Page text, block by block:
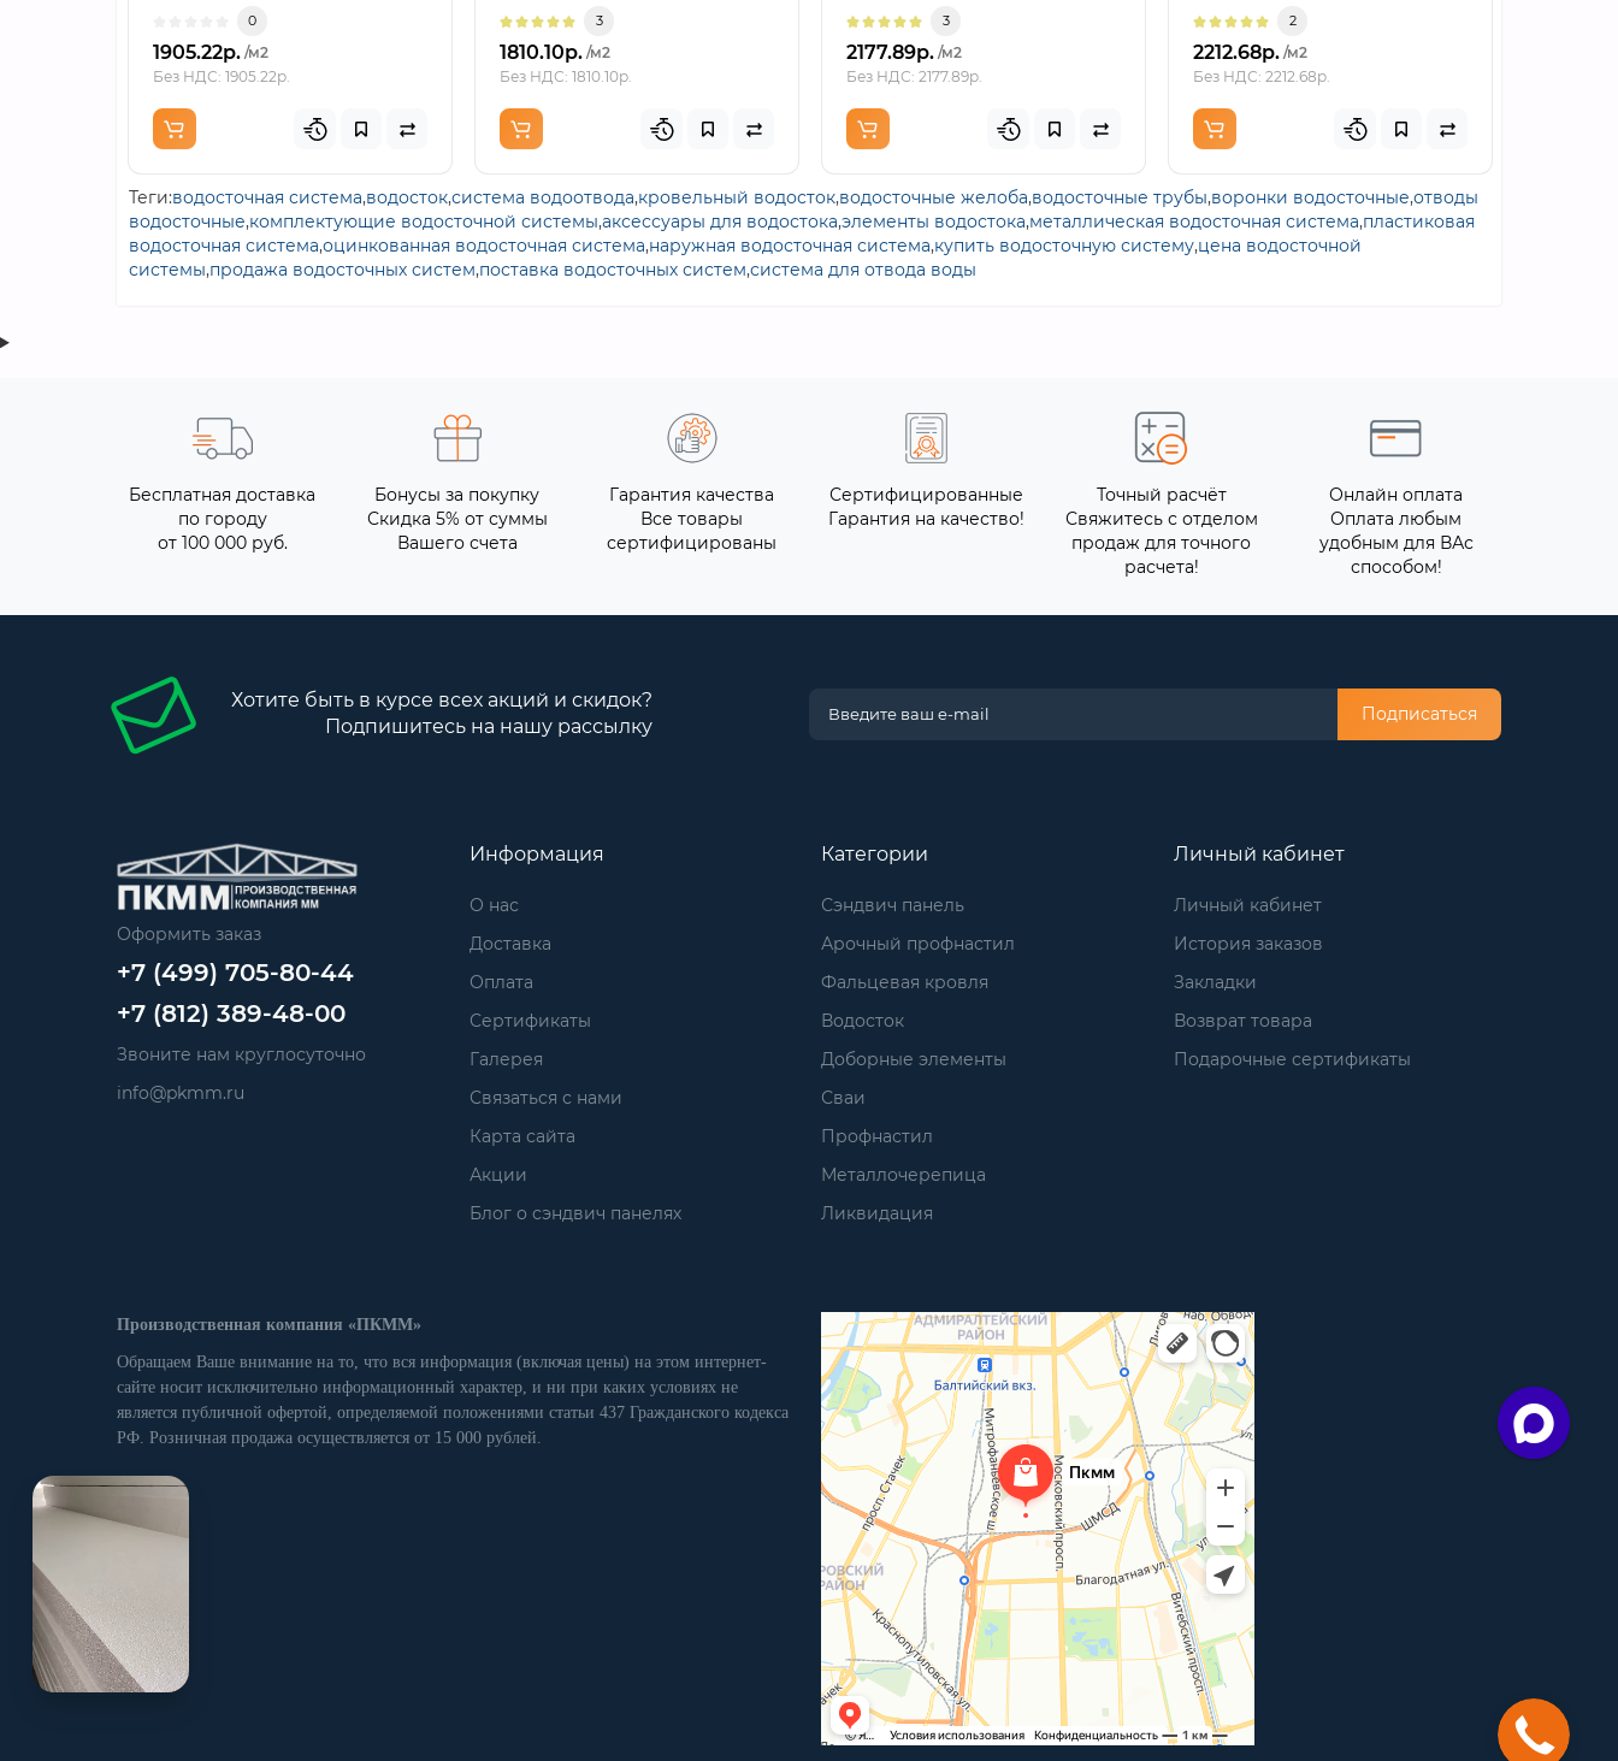
0
1905.22р. /м2
Без НДС: 1905.22р.
0...
3
1810.10р. /м2
Без НДС: 1810.10р.
3
2177.89р. /м2
Без НДС: 2177.89р.
2
2212.68р. /м2
Без НДС: 2212.68р.
Теги:водосточная система,водосток,система водоотвода,кровельный водосток,водосточные желоба,водосточные трубы,воронки водосточные,отводы
водосточные,комплектующие водосточной системы,аксессуары для водостока,элементы водостока,металлическая водосточная система,пластиковая
водосточная система,оцинкованная водосточная система,наружная водосточная система,купить водосточную систему,цена водосточной
системы,продажа водосточных систем,поставка водосточных систем,система для отвода воды
Бесплатная доставка
по городу
от 100 000 руб.
Бонусы за покупку
Скидка 5% от суммы
Вашего счета
Гарантия качества
Все товары
сертифицированы
Сертифицированные
Гарантия на качество!
Точный расчёт
Свяжитесь с отделом
продаж для точного
расчета!
Онлайн оплата
Оплата любым
удобным для ВАс
способом!
Хотите быть в курсе всех акций и скидок?
Подпишитесь на нашу рассылку
Подписаться
Оформить заказ
+7 (499) 705-80-44
+7 (812) 389-48-00
Звоните нам круглосуточно
info@pkmm.ru
Информация
О нас
Доставка
Оплата
Сертификаты
Галерея
Связаться с нами
Карта сайта
Акции
Блог о сэндвич панелях
Категории
Сэндвич панель
Арочный профнастил
Фальцевая кровля
Водосток
Доборные элементы
Сваи
Профнастил
Металлочерепица
Ликвидация
Личный кабинет
Личный кабинет
История заказов
Закладки
Возврат товара
Подарочные сертификаты
Производственная компания «ПКММ»
Обращаем Ваше внимание на то, что вся информация (включая цены) на этом интернет-
сайте носит исключительно информационный характер, и ни при каких условиях не
является публичной офертой, определяемой положениями статьи 437 Гражданского кодекса
РФ. Розничная продажа осуществляется от 15 000 рублей.